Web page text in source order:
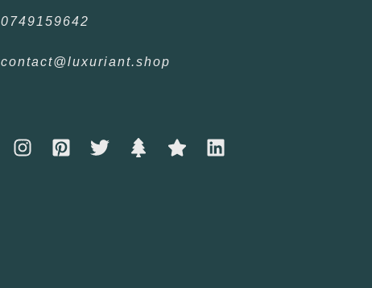
0749159642
contact@luxuriant.shop